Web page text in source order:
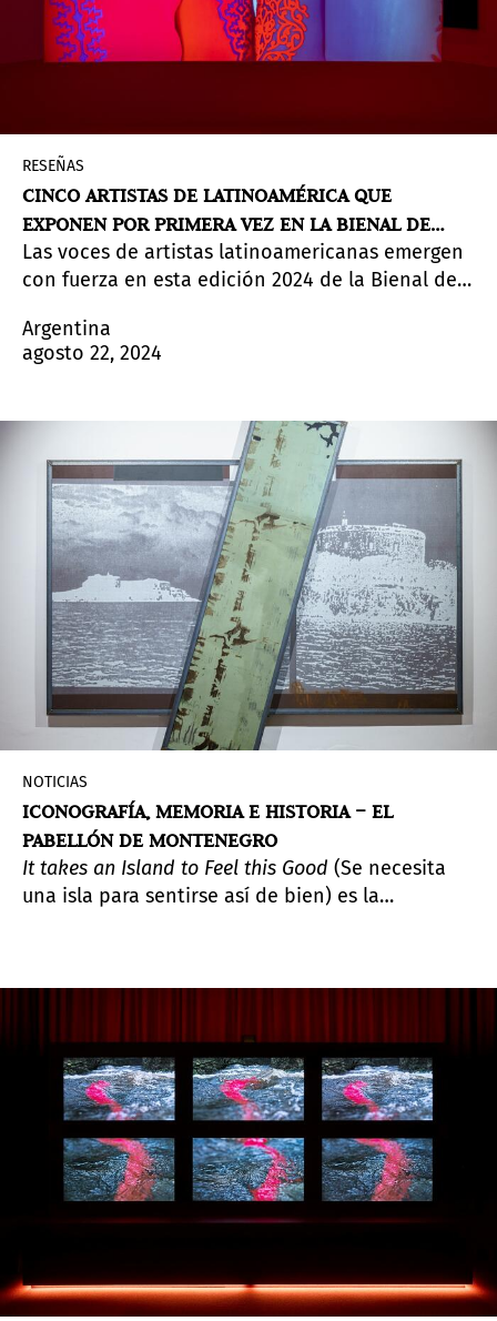
cotidianeidad ayudan a reconocer sin
revictimizar.
RESEÑAS
CINCO ARTISTAS DE LATINOAMÉRICA QUE
EXPONEN POR PRIMERA VEZ EN LA BIENAL DE
VENECIA
Las voces de artistas latinoamericanas emergen
con fuerza en esta edición 2024 de la Bienal de
Marta Rodas, Ana Segovia, Frieda Toranzo Jaeger
y Claudia Andújar llevan al espectador a un viaje
prácticas artísticas únicas.
Argentina
agosto 22, 2024
NOTICIAS
ICONOGRAFÍA, MEMORIA E HISTORIA – EL
PABELLÓN DE MONTENEGRO
It takes an Island to Feel this Good (Se necesita
una isla para sentirse así de bien) es la
por iniciativa de Vladislav Šćepanović, la
exposición presentará una consideración crítica
de la cultura de la memoria colectiva y la
relación con el patrimonio histórico compartido.